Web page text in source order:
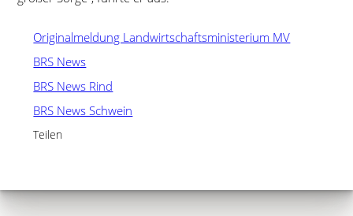
Originalmeldung Landwirtschaftsministerium MV
BRS News
BRS News Rind
BRS News Schwein
Teilen